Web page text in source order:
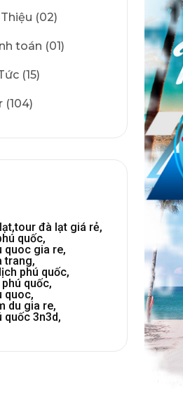
(02)
toán (01)
(15)
(104)
tour đà lạt giá rẻ,
quốc,
quoc gia re,
trang,
phú quốc,
quốc,
quoc,
du gia re,
quốc 3n3d,